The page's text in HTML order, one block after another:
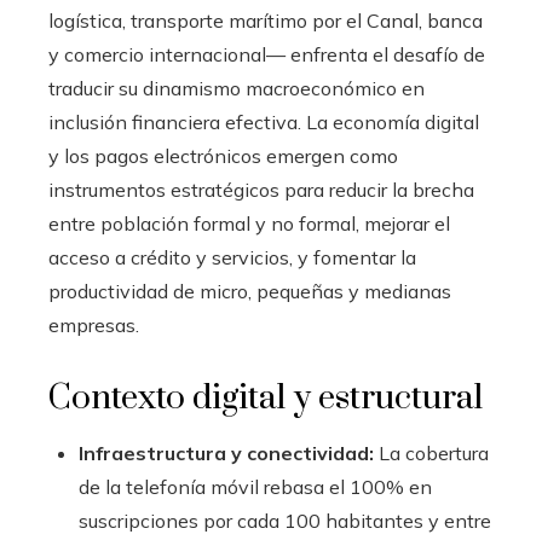
logística, transporte marítimo por el Canal, banca
y comercio internacional— enfrenta el desafío de
traducir su dinamismo macroeconómico en
inclusión financiera efectiva. La economía digital
y los pagos electrónicos emergen como
instrumentos estratégicos para reducir la brecha
entre población formal y no formal, mejorar el
acceso a crédito y servicios, y fomentar la
productividad de micro, pequeñas y medianas
empresas.
Contexto digital y estructural
Infraestructura y conectividad: La cobertura
de la telefonía móvil rebasa el 100% en
suscripciones por cada 100 habitantes y entre